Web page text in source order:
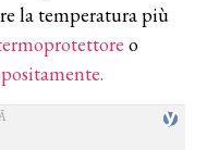
la temperatura più
o